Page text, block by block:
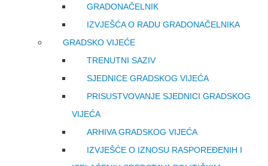
GRADONAČELNIK
IZVJEŠĆA O RADU GRADONAČELNIKA
GRADSKO VIJEĆE
TRENUTNI SAZIV
SJEDNICE GRADSKOG VIJEĆA
PRISUSTVOVANJE SJEDNICI GRADSKOG
VIJEĆA
ARHIVA GRADSKOG VIJEĆA
IZVJEŠĆE O IZNOSU RASPOREĐENIH I